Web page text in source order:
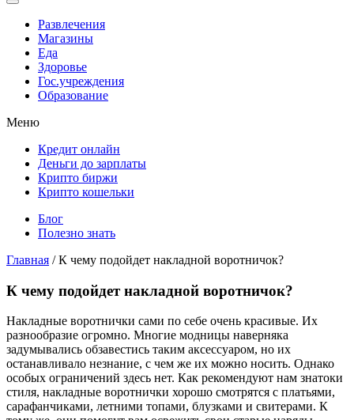
Развлечения
Магазины
Еда
Здоровье
Гос.учреждения
Образование
Меню
Кредит онлайн
Деньги до зарплаты
Крипто биржи
Крипто кошельки
Блог
Полезно знать
Главная / К чему подойдет накладной воротничок?
К чему подойдет накладной воротничок?
Накладные воротнички сами по себе очень красивые. Их
разнообразие огромно. Многие модницы наверняка
задумывались обзавестись таким аксессуаром, но их
останавливало незнание, с чем же их можно носить. Однако
особых ограничений здесь нет. Как рекомендуют нам знатоки
стиля, накладные воротнички хорошо смотрятся с платьями,
сарафанчиками, летними топами, блузками и свитерами. К